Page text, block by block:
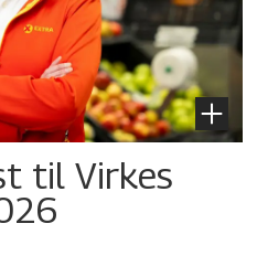
til Virkes